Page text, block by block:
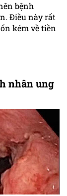
bệnh
Điều này rất
kém về tiền
nhân ung